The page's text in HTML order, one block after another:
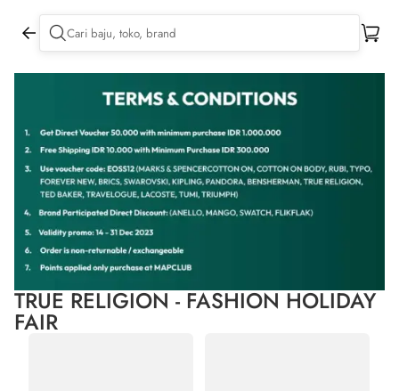
TRUE RELIGION - FASHION HOLIDAY
FAIR